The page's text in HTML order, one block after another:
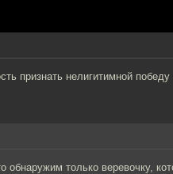
признать нелигитимной
обнаружим только веревочку,